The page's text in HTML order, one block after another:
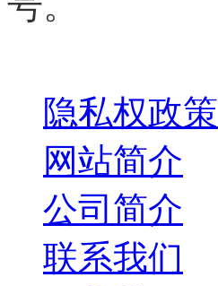
隐私权政策
网站简介
公司简介
联系我们